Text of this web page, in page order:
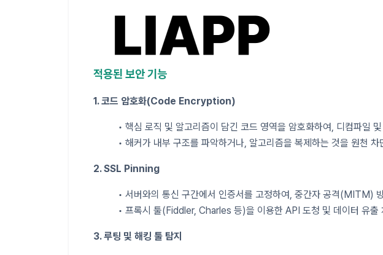
적용된 보안 기능
1. 코드 암호화(Code Encryption)
• 핵심 로직 및 알고리즘이 담긴 코드 영역을 암호화하여, 디컴파일 및
• 해커가 내부 구조를 파악하거나, 알고리즘을 복제하는 것을 원천 차
2. SSL Pinning
• 서버와의 통신 구간에서 인증서를 고정하여, 중간자 공격(MITM)
• 프록시 툴(Fiddler, Charles 등)을 이용한 API 도청 및 데이터 유출
3. 루팅 및 해킹 툴 탐지